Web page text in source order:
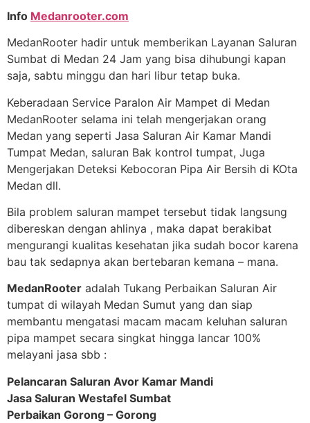
Info Medanrooter.com
MedanRooter hadir untuk memberikan Layanan Saluran
Sumbat di Medan 24 Jam yang bisa dihubungi kapan
saja, sabtu minggu dan hari libur tetap buka.
Keberadaan Service Paralon Air Mampet di Medan
MedanRooter selama ini telah mengerjakan orang
Medan yang seperti Jasa Saluran Air Kamar Mandi
Tumpat Medan, saluran Bak kontrol tumpat, Juga
Mengerjakan Deteksi Kebocoran Pipa Air Bersih di KOta
Medan dll.
Bila problem saluran mampet tersebut tidak langsung
dibereskan dengan ahlinya , maka dapat berakibat
mengurangi kualitas kesehatan jika sudah bocor karena
bau tak sedapnya akan bertebaran kemana – mana.
MedanRooter adalah Tukang Perbaikan Saluran Air
tumpat di wilayah Medan Sumut yang dan siap
membantu mengatasi macam macam keluhan saluran
pipa mampet secara singkat hingga lancar 100%
melayani jasa sbb :
Pelancaran Saluran Avor Kamar Mandi
Jasa Saluran Westafel Sumbat
Perbaikan Gorong – Gorong